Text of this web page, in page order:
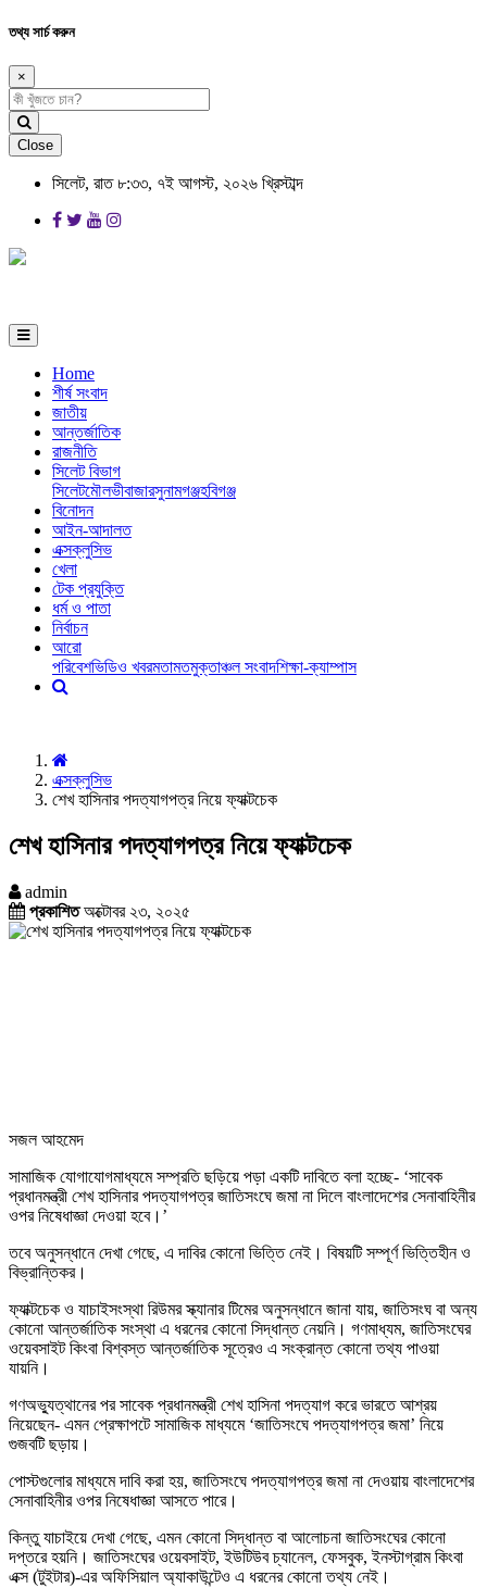
তথ্য সার্চ করুন
×
Close
সিলেট, রাত ৮:৩৩, ৭ই আগস্ট, ২০২৬ খ্রিস্টাব্দ
Home
শীর্ষ সংবাদ
জাতীয়
আন্তর্জাতিক
রাজনীতি
সিলেট বিভাগ
সিলেটমৌলভীবাজারসুনামগঞ্জহবিগঞ্জ
বিনোদন
আইন-আদালত
এক্সক্লুসিভ
খেলা
টেক প্রযুক্তি
ধর্ম ও পাতা
নির্বাচন
আরো
পরিবেশভিডিও খবরমতামতমুক্তাঞ্চল সংবাদশিক্ষা-ক্যাম্পাস
এক্সক্লুসিভ
শেখ হাসিনার পদত্যাগপত্র নিয়ে ফ্যাক্টচেক
শেখ হাসিনার পদত্যাগপত্র নিয়ে ফ্যাক্টচেক
admin
প্রকাশিতঅক্টোবর ২৩, ২০২৫
সজল আহমেদ
সামাজিক যোগাযোগমাধ্যমে সম্প্রতি ছড়িয়ে পড়া একটি দাবিতে বলা হচ্ছে- ‘সাবেক
প্রধানমন্ত্রী শেখ হাসিনার পদত্যাগপত্র জাতিসংঘে জমা না দিলে বাংলাদেশের সেনাবাহিনীর
ওপর নিষেধাজ্ঞা দেওয়া হবে।’
তবে অনুসন্ধানে দেখা গেছে, এ দাবির কোনো ভিত্তি নেই। বিষয়টি সম্পূর্ণ ভিত্তিহীন ও
বিভ্রান্তিকর।
ফ্যাক্টচেক ও যাচাইসংস্থা রিউমর স্ক্যানার টিমের অনুসন্ধানে জানা যায়, জাতিসংঘ বা অন্য
কোনো আন্তর্জাতিক সংস্থা এ ধরনের কোনো সিদ্ধান্ত নেয়নি। গণমাধ্যম, জাতিসংঘের
ওয়েবসাইট কিংবা বিশ্বস্ত আন্তর্জাতিক সূত্রেও এ সংক্রান্ত কোনো তথ্য পাওয়া
যায়নি।
গণঅভ্যুত্থানের পর সাবেক প্রধানমন্ত্রী শেখ হাসিনা পদত্যাগ করে ভারতে আশ্রয়
নিয়েছেন- এমন প্রেক্ষাপটে সামাজিক মাধ্যমে ‘জাতিসংঘে পদত্যাগপত্র জমা’ নিয়ে
গুজবটি ছড়ায়।
পোস্টগুলোর মাধ্যমে দাবি করা হয়, জাতিসংঘে পদত্যাগপত্র জমা না দেওয়ায় বাংলাদেশের
সেনাবাহিনীর ওপর নিষেধাজ্ঞা আসতে পারে।
কিন্তু যাচাইয়ে দেখা গেছে, এমন কোনো সিদ্ধান্ত বা আলোচনা জাতিসংঘের কোনো
দপ্তরে হয়নি। জাতিসংঘের ওয়েবসাইট, ইউটিউব চ্যানেল, ফেসবুক, ইনস্টাগ্রাম কিংবা
এক্স (টুইটার)-এর অফিসিয়াল অ্যাকাউন্টেও এ ধরনের কোনো তথ্য নেই।